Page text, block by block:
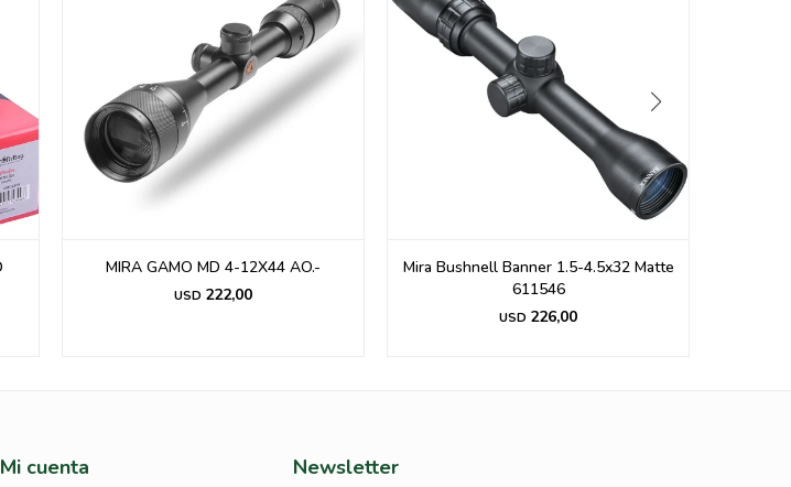
Mira Bushnell Banner 1.5-4.5x32 Matte
611546
CAMARA SUNTEK HC-810 PRO
USD 249,00
Mi cuenta Newsletter